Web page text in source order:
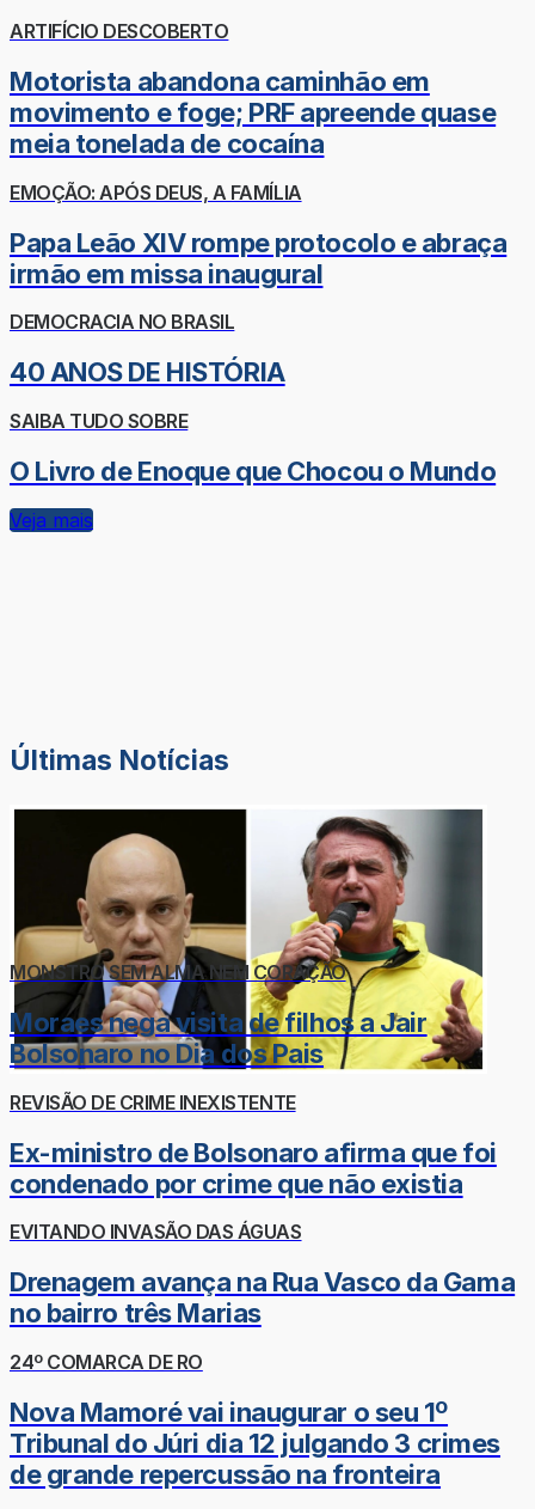
ARTIFÍCIO DESCOBERTO
Motorista abandona caminhão em
movimento e foge; PRF apreende quase
meia tonelada de cocaína
EMOÇÃO: APÓS DEUS, A FAMÍLIA
Papa Leão XIV rompe protocolo e abraça
irmão em missa inaugural
DEMOCRACIA NO BRASIL
40 ANOS DE HISTÓRIA
SAIBA TUDO SOBRE
O Livro de Enoque que Chocou o Mundo
Veja mais
Últimas Notícias
MONSTRO SEM ALMA NEM CORAÇÃO
Moraes nega visita de filhos a Jair
Bolsonaro no Dia dos Pais
REVISÃO DE CRIME INEXISTENTE
Ex-ministro de Bolsonaro afirma que foi
condenado por crime que não existia
EVITANDO INVASÃO DAS ÁGUAS
Drenagem avança na Rua Vasco da Gama
no bairro três Marias
24º COMARCA DE RO
Nova Mamoré vai inaugurar o seu 1º
Tribunal do Júri dia 12 julgando 3 crimes
de grande repercussão na fronteira